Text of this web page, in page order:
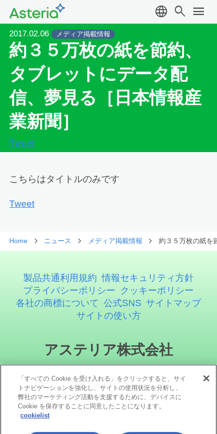
language search menu
2017.02.06 メディア掲載情報
約３５万枚の紙を節約、
タブレットにデータ配
信、夢見る［日本情報産
業新聞］
Tweet
こちらはタイトルのみです
Tweet
Home ニュース メディア掲載情報 約３５万枚の紙を
製品共通利用規約 情報セキュリティ方針
プライバシーポリシー
クッキーポリシー
各社の商標について 公式SNS サイトマップ
サイトの使い方
アステリア株式会社
「すべての Cookie を受け入れる」をクリックすると、サイ
トナビゲーションを強化し、サイトの使用状況を分析し、
弊社のマーケティング活動を支援するために、デバイスに
Cookie を保存することに同意したことになります。
cookielist